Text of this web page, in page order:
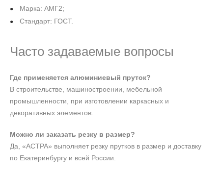
Марка: АМГ2;
Стандарт: ГОСТ.
Часто задаваемые вопросы
Где применяется алюминиевый пруток?
В строительстве, машиностроении, мебельной
промышленности, при изготовлении каркасных и
декоративных элементов.
Можно ли заказать резку в размер?
Да, «АСТРА» выполняет резку прутков в размер и доставку
по Екатеринбургу и всей России.